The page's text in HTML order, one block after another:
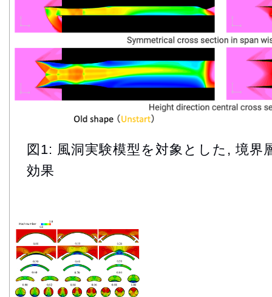
図1: 風洞実験模型を対象とした, 境界
効果